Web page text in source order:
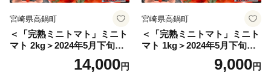
宮崎県高鍋町
＜「完熟ミニトマト」ミニト
マト 2kg＞2024年5月下旬迄
に順次出荷 野菜ソムリエサ
ミット アルル・リリカ共に
14,000円
宮崎県高鍋町
＜「完熟ミニトマト」ミニト
マト 1kg＞2024年5月下旬迄
に順次出荷 野菜ソムリエサ
ミット アルル・リリカ共に
9,000円